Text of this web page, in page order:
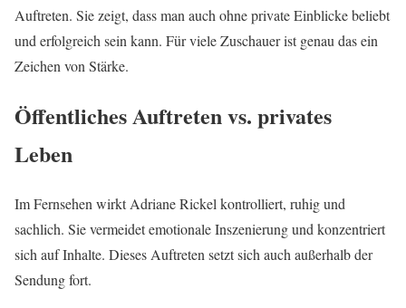
Auftreten. Sie zeigt, dass man auch ohne private Einblicke beliebt
und erfolgreich sein kann. Für viele Zuschauer ist genau das ein
Zeichen von Stärke.
Öffentliches Auftreten vs. privates
Leben
Im Fernsehen wirkt Adriane Rickel kontrolliert, ruhig und
sachlich. Sie vermeidet emotionale Inszenierung und konzentriert
sich auf Inhalte. Dieses Auftreten setzt sich auch außerhalb der
Sendung fort.